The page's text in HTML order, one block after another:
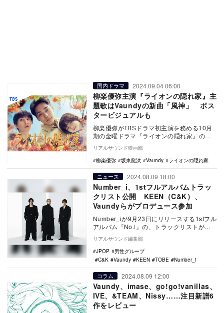
国内ドラマ 2024.09.04 06:00
柳楽優弥主演『ライオンの隠れ家』主
題歌はVaundyの新曲「風神」 ポス
タービジュアルも
柳楽優弥がTBSドラマ初主演を務める10月
期の金曜ドラマ『ライオンの隠れ家』の主
題歌がVaundyの新曲「風神」に決定し、あ
わせ…
リアルサウンド映画部
柳楽優弥
坂東龍汰 Vaundy ライオンの隠れ家
ニュース 2024.08.09 18:00
Number_i、1stフルアルバムトラッ
クリスト公開 KEEN（C&K）、
Vaundyらがプロデュース参加
Number_iが9月23日にリリースする1stフル
アルバム『No.Ⅰ』の、トラックリストが公
開された。 本作にはデビュー曲…
リアルサウンド編集部
JPOP
男性グループ
C&K
Vaundy KEEN TOBE Number_i
コラム 2024.08.09 12:00
Vaundy、imase、go!go!vanillas、
IVE、&TEAM、Nissy……注目新譜6
作をレビュー